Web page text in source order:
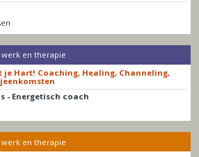
werk en therapie
je Hart! Coaching, Healing, Channeling,
- Energetisch coach
werk en therapie